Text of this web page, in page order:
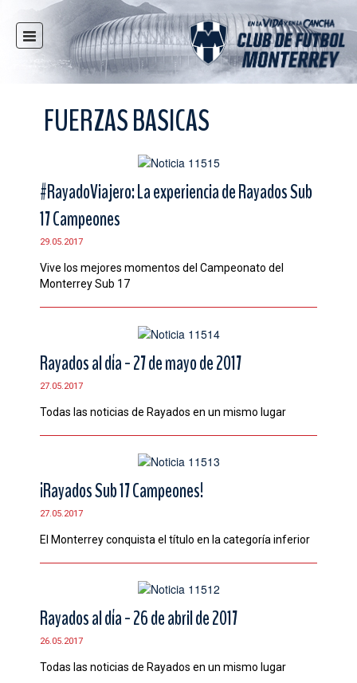
INICIO
NOTICIAS
RAYADAS
FUERZAS BÁSICAS
RESPONSABILIDAD SOCIAL
TAQUILLA
PRENSA
CONTACTO
FUERZAS BASICAS
#RayadoViajero: La experiencia de Rayados Sub
17 Campeones
29.05.2017
Vive los mejores momentos del Campeonato del
Monterrey Sub 17
Rayados al día - 27 de mayo de 2017
27.05.2017
Todas las noticias de Rayados en un mismo lugar
¡Rayados Sub 17 Campeones!
27.05.2017
El Monterrey conquista el título en la categoría inferior
Rayados al día - 26 de abril de 2017
26.05.2017
Todas las noticias de Rayados en un mismo lugar